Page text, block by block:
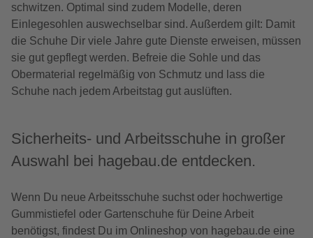
schwitzen. Optimal sind zudem Modelle, deren
Einlegesohlen auswechselbar sind. Außerdem gilt: Damit
die Schuhe Dir viele Jahre gute Dienste erweisen, müssen
sie gut gepflegt werden. Befreie die Sohle und das
Obermaterial regelmäßig von Schmutz und lass die
Schuhe nach jedem Arbeitstag gut auslüften.
Sicherheits- und Arbeitsschuhe in großer
Auswahl bei hagebau.de entdecken.
Wenn Du neue Arbeitsschuhe suchst oder hochwertige
Gummistiefel oder Gartenschuhe für Deine Arbeit
benötigst, findest Du im Onlineshop von hagebau.de eine